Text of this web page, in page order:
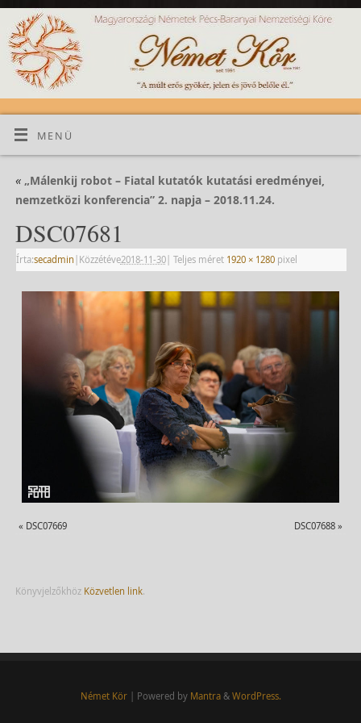
MENÜ
«„Málenkij robot – Fiatal kutatók kutatási eredményei,
nemzetközi konferencia” 2. napja – 2018.11.24.
DSC07681
Írta:secadmin | Közzétéve2018-11-30| Teljes méret 1920 × 1280pixel
« DSC07669 DSC07688 »
Könyvjelzőkhöz Közvetlen link.
Német Kör| Powered by Mantra& WordPress.